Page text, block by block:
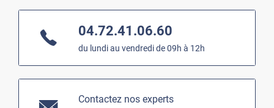
04.72.41.06.60
du lundi au vendredi de 09h à 12h
Contactez nos experts